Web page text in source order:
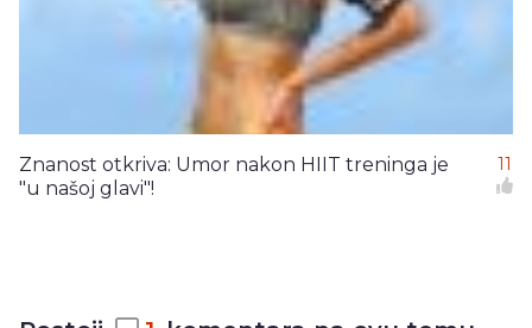
Znanost otkriva: Umor nakon HIIT treninga je
"u našoj glavi"!
11